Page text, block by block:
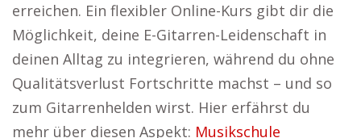
erreichen. Ein flexibler Online-Kurs gibt dir die
Möglichkeit, deine E-Gitarren-Leidenschaft in
deinen Alltag zu integrieren, während du ohne
Qualitätsverlust Fortschritte machst – und so
zum Gitarrenhelden wirst. Hier erfährst du
mehr über diesen Aspekt: Musikschule